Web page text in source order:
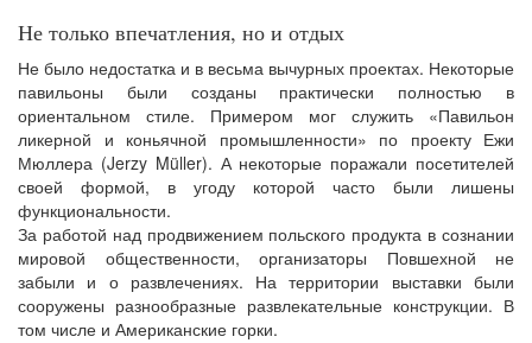
Не только впечатления, но и отдых
Не было недостатка и в весьма вычурных проектах. Некоторые
павильоны были созданы практически полностью в
ориентальном стиле. Примером мог служить «Павильон
ликерной и коньячной промышленности» по проекту Ежи
Мюллера (Jerzy Müller). А некоторые поражали посетителей
своей формой, в угоду которой часто были лишены
функциональности.
За работой над продвижением польского продукта в сознании
мировой общественности, организаторы Повшехной не
забыли и о развлечениях. На территории выставки были
сооружены разнообразные развлекательные конструкции. В
том числе и Американские горки.